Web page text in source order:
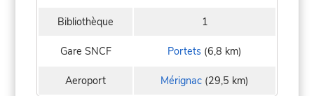
Bibliothèque 1
Gare SNCF Portets (6,8 km)
Aeroport Mérignac (29,5 km)